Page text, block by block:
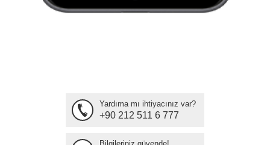
Yardıma mı ihtiyacınız var?
+90 212 511 6 777